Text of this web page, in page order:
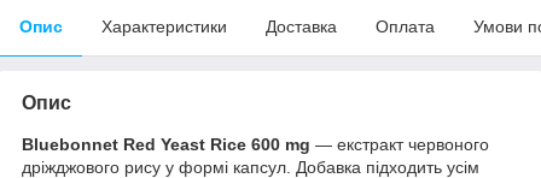
Опис Характеристики Доставка Оплата Умови
Опис
Bluebonnet Red Yeast Rice 600 mg — екстракт червоного
дріжджового рису у формі капсул. Добавка підходить усім